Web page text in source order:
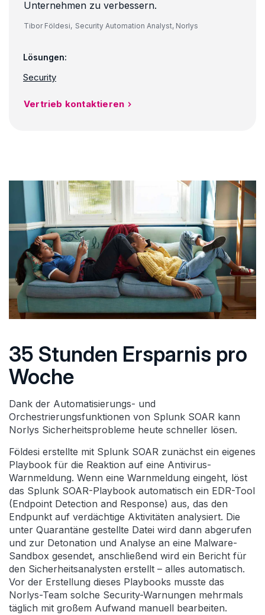
Unternehmen zu verbessern.
Tibor Földesi, Security Automation Analyst, Norlys
Lösungen:
Security
Vertrieb kontaktieren
35 Stunden Ersparnis pro
Woche
Dank der Automatisierungs- und
Orchestrierungsfunktionen von Splunk SOAR kann
Norlys Sicherheitsprobleme heute schneller lösen.
Földesi erstellte mit Splunk SOAR zunächst ein eigenes
Playbook für die Reaktion auf eine Antivirus-
Warnmeldung. Wenn eine Warnmeldung eingeht, löst
das Splunk SOAR-Playbook automatisch ein EDR-Tool
(Endpoint Detection and Response) aus, das den
Endpunkt auf verdächtige Aktivitäten analysiert. Die
unter Quarantäne gestellte Datei wird dann abgerufen
und zur Detonation und Analyse an eine Malware-
Sandbox gesendet, anschließend wird ein Bericht für
den Sicherheitsanalysten erstellt – alles automatisch.
Vor der Erstellung dieses Playbooks musste das
Norlys-Team solche Security-Warnungen mehrmals
täglich mit großem Aufwand manuell bearbeiten.